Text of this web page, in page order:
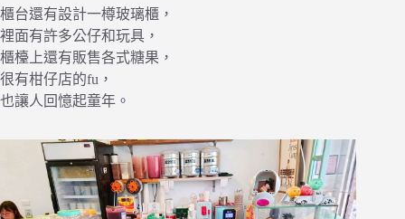
櫃台還有設計一樽玻璃櫃，
裡面有許多公仔和玩具，
櫃檯上還有販售各式糖果，
很有柑仔店的fu，
也讓人回憶起童年。